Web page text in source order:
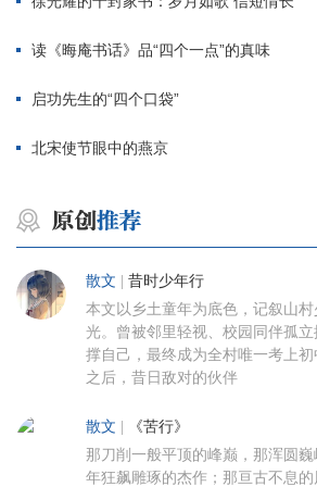
读《晦庵书话》品“四个一点”的真味
启功先生的“四个口袋”
北宋使节眼中的燕京
散文 昔时少年行
本文以乡土童年为底色，记叙山
光。曾被邻里轻视、校园同伴孤
撑自己，最终成为全村唯一考上
之后，昔日敌对的伙伴
散文 《苦行》
那刀削一般平顶的峰巅，那浑圆
年狂飙雕琢的杰作；那亘古不息